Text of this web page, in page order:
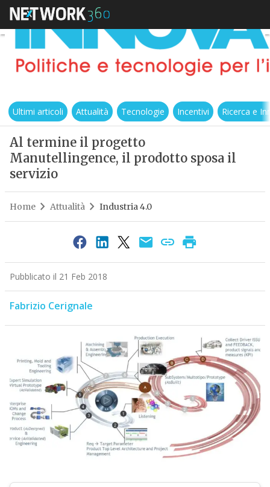
Ultimi articoli Attualità Tecnologie Incentivi Ricerca e
Al termine il progetto
Manutellingence, il prodotto sposa il
servizio
Home Attualità Industria 4.0
Pubblicato il 21 Feb 2018
Fabrizio Cerignale